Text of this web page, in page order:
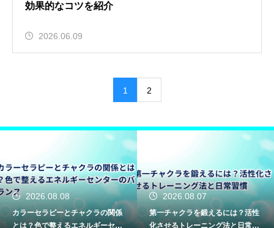
効果的なコツを紹介
2026.06.09
1 2
2026.08.07
第一チャクラを鍛えるには？活性
化させるトレーニング法と日常習
2026.08.06
ツインレイ女性の拒絶反応とは？
愛の試練「サイレント期間」の真